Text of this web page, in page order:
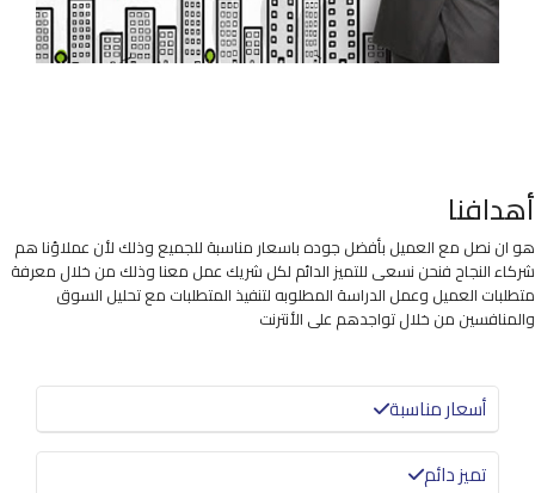
أهدافنا
هو ان نصل مع العميل بأفضل جوده باسعار مناسبة للجميع وذلك لأن عملاؤنا هم
شركاء النجاح فنحن نسعى للتميز الدائم لكل شريك عمل معنا وذلك من خلال معرفة
متطلبات العميل وعمل الدراسة المطلوبه لتنفيذ المتطلبات مع تحليل السوق
والمنافسين من خلال تواجدهم على الأنترنت
أسعار مناسبة
تميز دائم